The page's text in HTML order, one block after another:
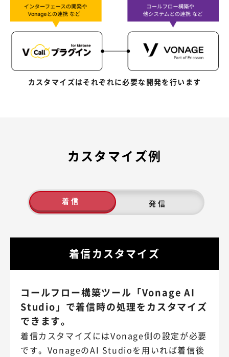
カスタマイズはそれぞれに必要な開発を行います
カスタマイズ例
着信 発信
着信カスタマイズ
コールフロー構築ツール「Vonage AI
Studio」で着信時の処理をカスタマイズ
できます。
着信カスタマイズにはVonage側の設定が必要
です。VonageのAI Studioを用いれば着信後